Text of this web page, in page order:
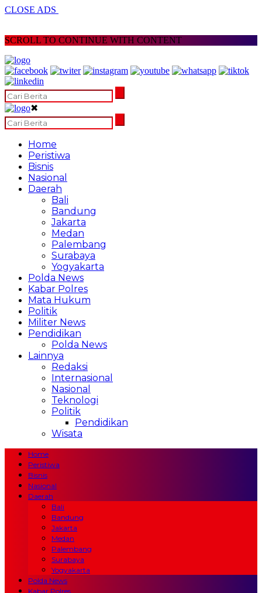
CLOSE ADS
SCROLL TO CONTINUE WITH CONTENT
✖
Home
Peristiwa
Bisnis
Nasional
Daerah
Bali
Bandung
Jakarta
Medan
Palembang
Surabaya
Yogyakarta
Polda News
Kabar Polres
Mata Hukum
Politik
Militer News
Pendidikan
Polda News
Lainnya
Redaksi
Internasional
Nasional
Teknologi
Politik
Pendidikan
Wisata
Home
Peristiwa
Bisnis
Nasional
Daerah
Bali
Bandung
Jakarta
Medan
Palembang
Surabaya
Yogyakarta
Polda News
Kabar Polres